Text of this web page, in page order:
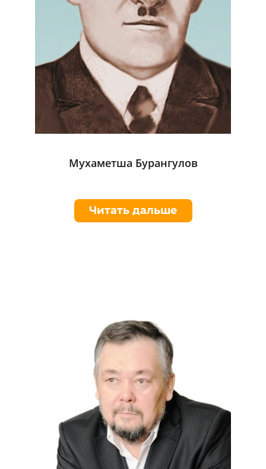
Мухаметша Бурангулов
Читать дальше